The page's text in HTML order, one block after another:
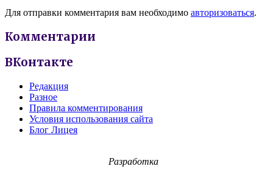
Для отправки комментария вам необходимо авторизоваться.
Комментарии
ВКонтакте
Редакция
Разное
Правила комментирования
Условия использования сайта
Блог Лицея
Разработка